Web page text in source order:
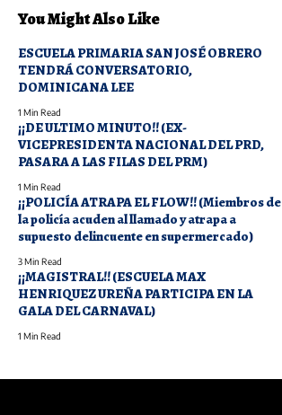
You Might Also Like
ESCUELA PRIMARIA SAN JOSÉ OBRERO
TENDRÁ CONVERSATORIO,
DOMINICANA LEE
1 Min Read
¡¡DE ULTIMO MINUTO!! (EX-
VICEPRESIDENTA NACIONAL DEL PRD,
PASARA A LAS FILAS DEL PRM)
1 Min Read
¡¡POLICÍA ATRAPA EL FLOW!! (Miembros de
la policía acuden al llamado y atrapa a
supuesto delincuente en supermercado)
3 Min Read
¡¡MAGISTRAL!! (ESCUELA MAX
HENRIQUEZ UREÑA PARTICIPA EN LA
GALA DEL CARNAVAL)
1 Min Read